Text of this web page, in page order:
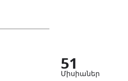
51
Միսիաներ